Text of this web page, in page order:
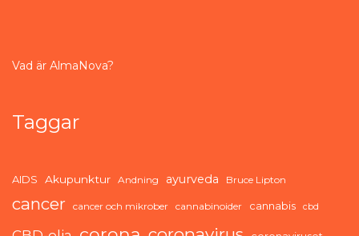
Vad är AlmaNova?
Taggar
AIDS Akupunktur Andning ayurveda Bruce Lipton
cancer cancer och mikrober cannabinoider cannabis cbd